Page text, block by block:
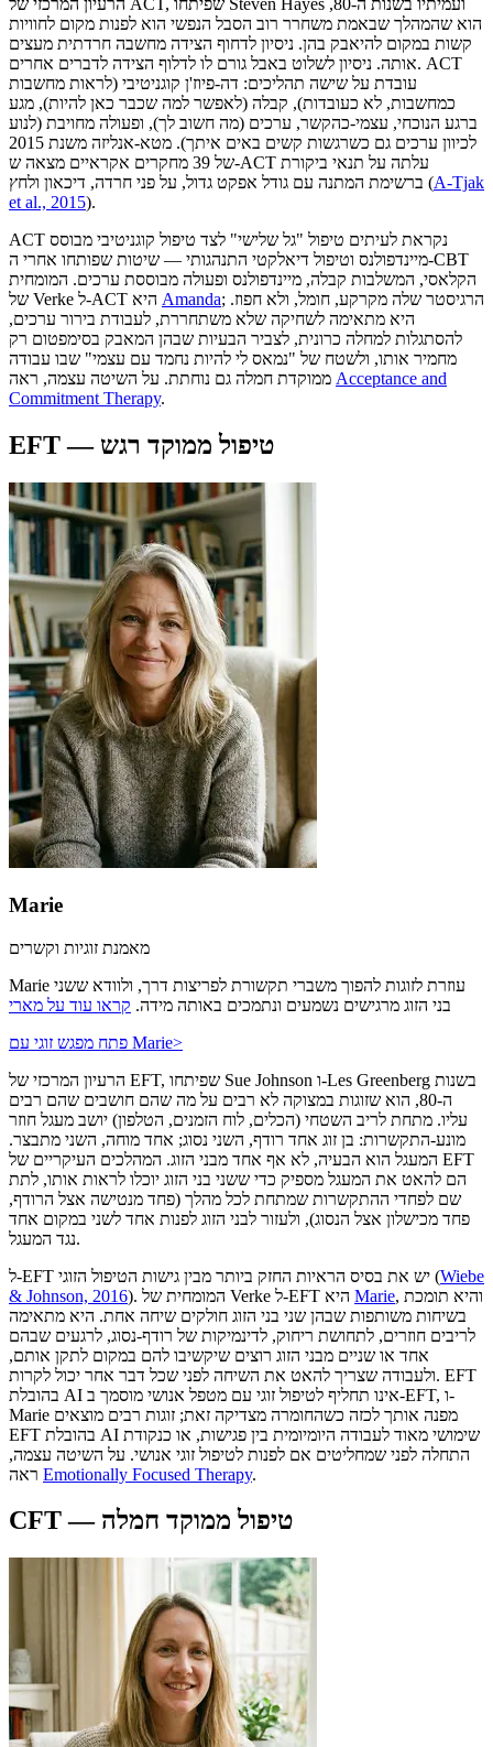
הרעיון המרכזי של ACT, שפיתחו Steven Hayes ועמיתיו בשנות ה-80,
הוא שהמהלך שבאמת משחרר רוב הסבל הנפשי הוא לפנות מקום לחוויות
קשות במקום להיאבק בהן. ניסיון לדחוף הצידה מחשבה חרדתית מעצים
אותה. ניסיון לשלוט באבל גורם לו לדלוף הצידה לדברים אחרים. ACT
עובדת על שישה תהליכים: דה-פיוז'ן קוגניטיבי (לראות מחשבות
כמחשבות, לא כעובדות), קבלה (לאפשר למה שכבר כאן להיות), מגע
ברגע הנוכחי, עצמי-כהקשר, ערכים (מה חשוב לך), ופעולה מחויבת (לנוע
לכיוון ערכים גם כשרגשות קשים באים איתך). מטא-אנליזה משנת 2015
של 39 מחקרים אקראיים מצאה ש-ACT עלתה על תנאי ביקורת
ברשימת המתנה עם גודל אפקט גדול, על פני חרדה, דיכאון ולחץ (A-Tjak
et al., 2015).
ACT נקראת לעיתים טיפול "גל שלישי" לצד טיפול קוגניטיבי מבוסס
מיינדפולנס וטיפול דיאלקטי התנהגותי — שיטות שפותחו אחרי ה-CBT
הקלאסי, המשלבות קבלה, מיינדפולנס ופעולה מבוססת ערכים. המומחית
Amanda; הרגיסטר שלה מקרקע, חומל, ולא חפוז.
היא מתאימה לשחיקה שלא משתחררת, לעבודת בירור ערכים,
להסתגלות למחלה כרונית, לצביר הבעיות שבהן המאבק בסימפטום רק
מחמיר אותו, ולשטח של "נמאס לי להיות נחמד עם עצמי" שבו עבודה
Acceptance and
Commitment Therapy.
EFT — טיפול ממוקד רגש
Marie
מאמנת זוגיות וקשרים
Marie עוזרת לזוגות להפוך משברי תקשורת לפריצות דרך, ולוודא ששני
בני הזוג מרגישים נשמעים ונתמכים באותה מידה. קראו עוד על מארי
פתח מפגש זוגי עם Marie>
הרעיון המרכזי של EFT, שפיתחו Sue Johnson ו-Les Greenberg בשנות
ה-80, הוא שזוגות במצוקה לא רבים על מה שהם חושבים שהם רבים
עליו. מתחת לריב השטחי (הכלים, לוח הזמנים, הטלפון) יושב מעגל חוזר
מונע-התקשרות: בן זוג אחד רודף, השני נסוג; אחד מוחה, השני מתבצר.
המעגל הוא הבעיה, לא אף אחד מבני הזוג. המהלכים העיקריים של EFT
הם להאט את המעגל מספיק כדי ששני בני הזוג יוכלו לראות אותו, לתת
שם לפחדי ההתקשרות שמתחת לכל מהלך (פחד מנטישה אצל הרודף,
פחד מכישלון אצל הנסוג), ולעזור לבני הזוג לפנות אחד לשני במקום אחד
נגד המעגל.
ל-EFT יש את בסיס הראיות החזק ביותר מבין גישות הטיפול הזוגי (Wiebe
& Johnson, 2016) Marie, והיא תומכת
בשיחות משותפות שבהן שני בני הזוג חולקים שיחה אחת. היא מתאימה
לריבים חוזרים, לתחושת ריחוק, לדינמיקות של רודף-נסוג, לרגעים שבהם
אחד או שניים מבני הזוג רוצים שיקשיבו להם במקום לתקן אותם,
ולעבודה שצריך להאט את השיחה לפני שכל דבר אחר יכול לקרות. EFT
בהובלת AI אינו תחליף לטיפול זוגי עם מטפל אנושי מוסמך ב-EFT, ו-
Marie מפנה אותך לכזה כשהחומרה מצדיקה זאת; זוגות רבים מוצאים
EFT בהובלת AI שימושי מאוד לעבודה היומיומית בין פגישות, או כנקודת
התחלה לפני שמחליטים אם לפנות לטיפול זוגי אנושי. על השיטה עצמה,
Emotionally Focused Therapy.
CFT — טיפול ממוקד חמלה